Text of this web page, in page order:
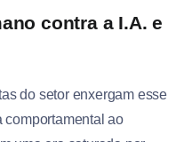
contra a I.A. e
do setor enxergam esse
comportamental ao